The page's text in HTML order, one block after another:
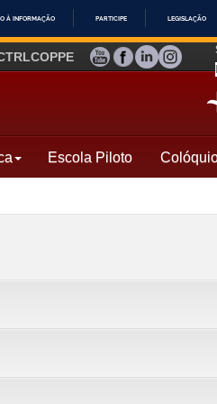
À INFORMAÇÃO PARTICIPE LEGISLAÇÃO
YOUTUBE
FACEBOOK
LINKEDIN
Escola Piloto